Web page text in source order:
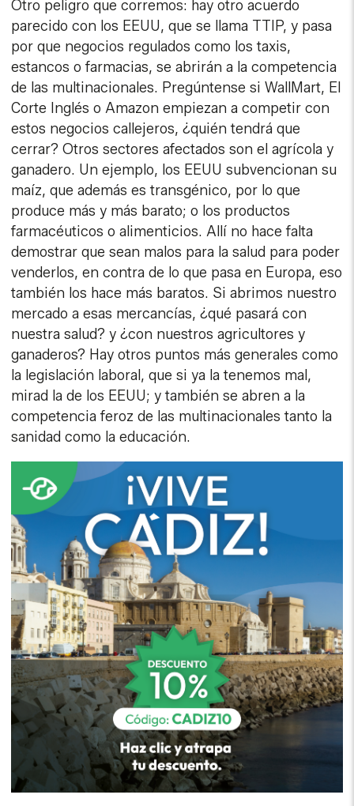
Otro peligro que corremos: hay otro acuerdo
parecido con los EEUU, que se llama TTIP, y pasa
por que negocios regulados como los taxis,
estancos o farmacias, se abrirán a la competencia
de las multinacionales. Pregúntense si WallMart, El
Corte Inglés o Amazon empiezan a competir con
estos negocios callejeros, ¿quién tendrá que
cerrar? Otros sectores afectados son el agrícola y
ganadero. Un ejemplo, los EEUU subvencionan su
maíz, que además es transgénico, por lo que
produce más y más barato; o los productos
farmacéuticos o alimenticios. Allí no hace falta
demostrar que sean malos para la salud para poder
venderlos, en contra de lo que pasa en Europa, eso
también los hace más baratos. Si abrimos nuestro
mercado a esas mercancías, ¿qué pasará con
nuestra salud? y ¿con nuestros agricultores y
ganaderos? Hay otros puntos más generales como
la legislación laboral, que si ya la tenemos mal,
mirad la de los EEUU; y también se abren a la
competencia feroz de las multinacionales tanto la
sanidad como la educación.